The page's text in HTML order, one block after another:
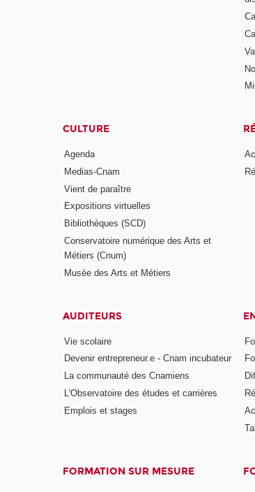
CULTURE
Agenda
Medias-Cnam
Vient de paraître
Expositions virtuelles
Bibliothèques (SCD)
Conservatoire numérique des Arts et
Métiers (Cnum)
Musée des Arts et Métiers
AUDITEURS
Vie scolaire
Devenir entrepreneur.e - Cnam incubateur
La communauté des Cnamiens
L'Observatoire des études et carrières
Emplois et stages
FORMATION SUR MESURE